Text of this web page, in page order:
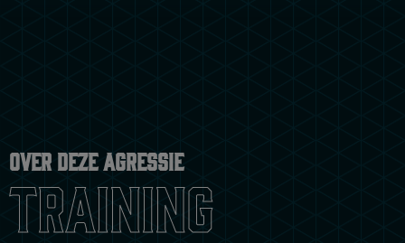
Over deze agressie
training